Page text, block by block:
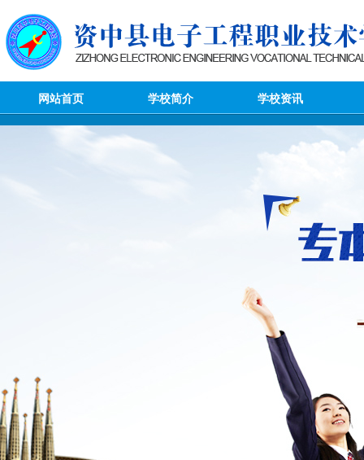
网站首页 学校简介 学校资讯